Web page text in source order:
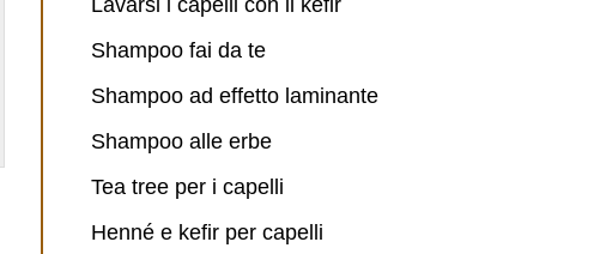
Lavarsi i capelli con il kefir
Shampoo fai da te
Shampoo ad effetto laminante
Shampoo alle erbe
Tea tree per i capelli
Henné e kefir per capelli